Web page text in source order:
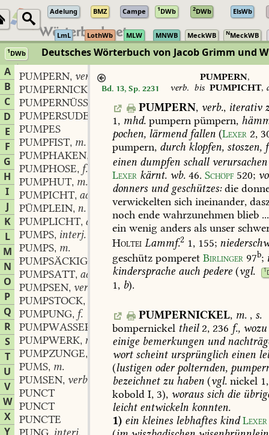
Adelung BMZ Campe 1DWb 2DWb ElsWb
LmL LothWb MLW MNWB MeckWB NMeckWB
1DWb Deutsches Wörterbuch von Jacob Grimm und
A
B
C
D
E
F
G
H
I
J
K
L
M
N
O
P
Q
R
S
T
U
V
W
X
Y
PUMPERN, verb.
PUMPERNICKEL
,m.
PUMPERNÜSSEL
PUMPERSUDEL
PUMPES
PUMPFIST, m.
PUMPHAKEN,
PUMPHOSE, f.
PUMPHUT, m.
PUMPICHT, adj.
PÜMPLEIN, n.
PUMPLICHT, adj. und adv.
PUMPS, interj.
PUMPS, m.
PUMPSÄCKIG
PUMPSATT, adj. und adv.
PUMPSEN, verb.
PUMPSTOCK,
PUMPUNG, f.
PUMPWASSER
PUMPWERK, n.
PUMPZUNGE,
PUMS, m.
PUMSEN, verb.
PUNCT
PUNCT
PUNCTE
,
Bd. 13, Sp. 2231
PUMPERN,
verb. bis PUMPICHT,
PUMPERN, verb., iterativ
1, mhd. pumpern pümpern,
pochen, lärmendfallen (Lexer 2,
pumpern, durch klopfen, stoszen,
einen dumpfen schallverursachen
Lexer kärnt. wb. 46. Schöpf 520;
donners undgeschützes:die
verwickelten sich ineinander,
noch ende wahrzunehmen blieb ...
ein wenig anders als unser
Holtei Lammf.2 1, 155;
geschütz pomperet Birlinger 97b;
kindersprache auch pedere (vgl. 1
1, b).
PUMPERNICKEL, m. , s.
bompernickel theil2, 236 f., wozu
einige bemerkungen und
wortscheintursprünglich einen
(lustigen oderpolternden,
bezeichnetzu haben (vgl. nickel 1,
kobold I, 3), woraus sich die
leichtentwickeln konnten.
1) ein kleines lebhaftes kind Lexer